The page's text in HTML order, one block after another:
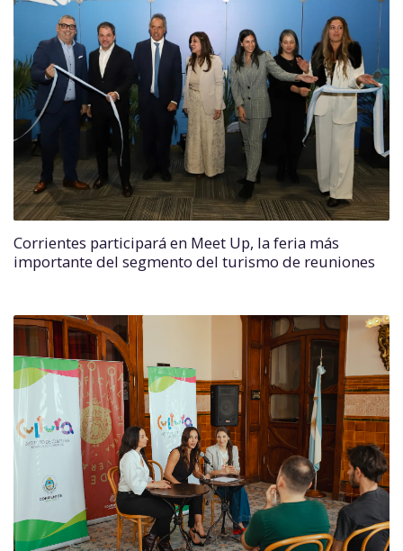
Corrientes participará en Meet Up, la feria más
importante del segmento del turismo de reuniones